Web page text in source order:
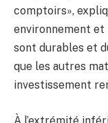
comptoirs»,
environnement et
sont durables et
que les autres
investissement
À l’extrémité